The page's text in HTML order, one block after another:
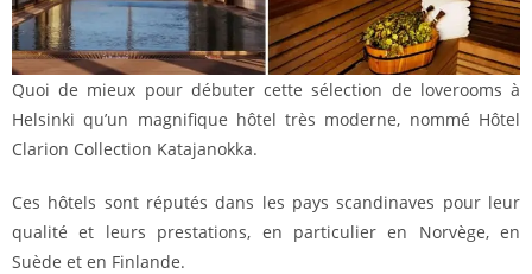
Quoi de mieux pour débuter cette sélection de loverooms à
Helsinki qu’un magnifique hôtel très moderne, nommé Hôtel
Clarion Collection Katajanokka.
Ces hôtels sont réputés dans les pays scandinaves pour leur
qualité et leurs prestations, en particulier en Norvège, en
Suède et en Finlande.